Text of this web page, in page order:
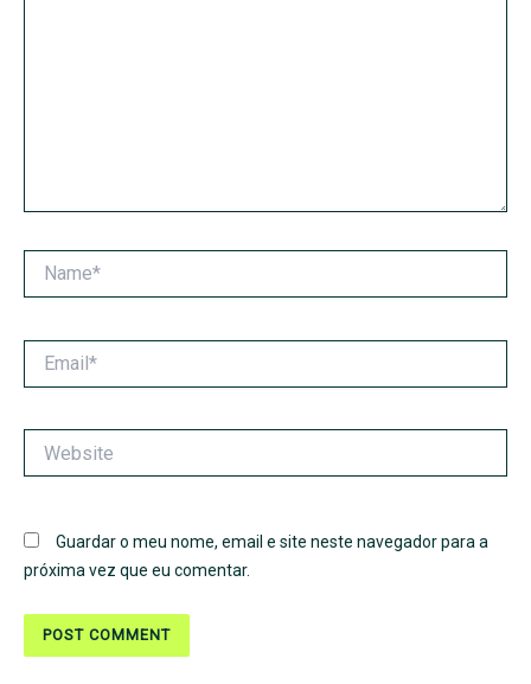
Guardar o meu nome, email e site neste navegador para a
próxima vez que eu comentar.